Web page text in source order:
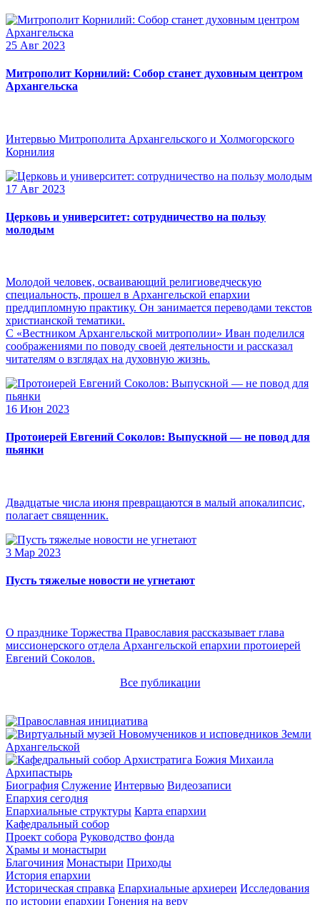
25 Авг 2023
Митрополит Корнилий: Собор станет духовным центром
Архангельска
Интервью Митрополита Архангельского и Холмогорского
Корнилия
17 Авг 2023
Церковь и университет: сотрудничество на пользу
молодым
Молодой человек, осваивающий религиоведческую
специальность, прошел в Архангельской епархии
преддипломную практику. Он занимается переводами текстов
христианской тематики.
С «Вестником Архангельской митрополии» Иван поделился
соображениями по поводу своей деятельности и рассказал
читателям о взглядах на духовную жизнь.
16 Июн 2023
Протоиерей Евгений Соколов: Выпускной — не повод для
пьянки
Двадцатые числа июня превращаются в малый апокалипсис,
полагает священник.
3 Мар 2023
Пусть тяжелые новости не угнетают
О празднике Торжества Православия рассказывает глава
миссионерского отдела Архангельской епархии протоиерей
Евгений Соколов.
Все публикации
Архипастырь
Биография Служение Интервью Видеозаписи
Епархия сегодня
Епархиальные структуры Карта епархии
Кафедральный собор
Проект собора Руководство фонда
Храмы и монастыри
Благочиния Монастыри Приходы
История епархии
Историческая справка Епархиальные архиереи Исследования
по истории епархии Гонения на веру